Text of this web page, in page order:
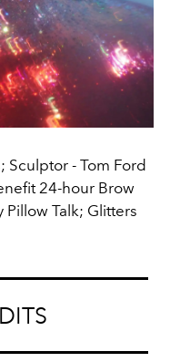
Sculptor - Tom Ford
24-hour Brow
Talk; Glitters